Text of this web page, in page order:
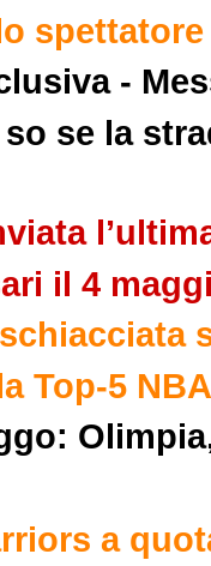
-
se la
il 4
Top-5 NBA
a